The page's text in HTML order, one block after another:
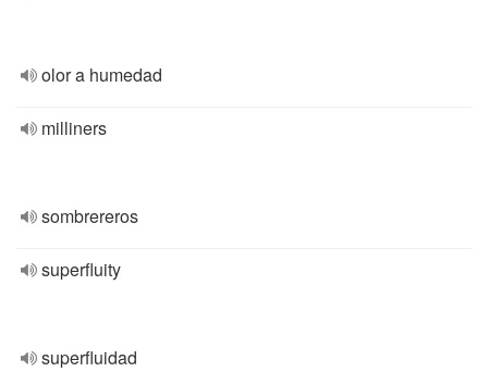
olor a humedad
milliners
sombrereros
superfluity
superfluidad